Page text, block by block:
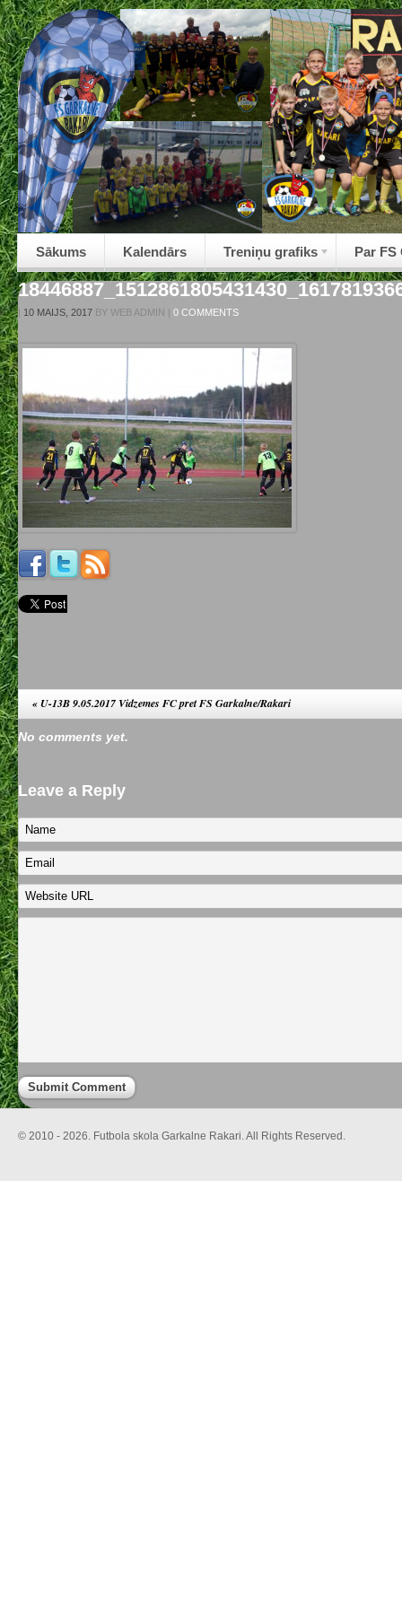
Sākums Kalendārs Treniņu grafiks Par FS
| 10 MAIJS, 2017 BY WEB ADMIN | 0 COMMENTS
«U-13B 9.05.2017 Vidzemes FC pret FS Garkalne/Rakari
No comments yet.
Leave a Reply
© 2010 - 2026. Futbola skola Garkalne Rakari. All Rights Reserved.